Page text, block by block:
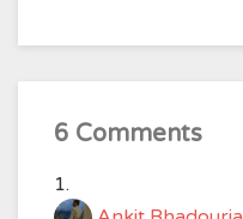
6 Comments